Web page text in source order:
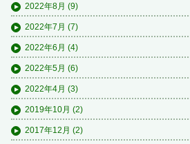
2022年8月 (9)
2022年7月 (7)
2022年6月 (4)
2022年5月 (6)
2022年4月 (3)
2019年10月 (2)
2017年12月 (2)